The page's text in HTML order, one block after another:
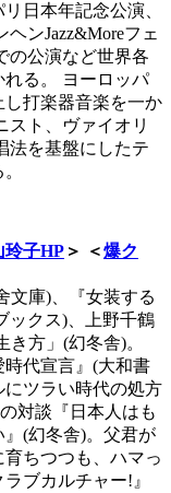
日本年記念公演、
ンJazz&Moreフェ
の公演など世界各
る。 ヨーロッパ
打楽器音楽を一か
スト、ヴァイオリ
法を基盤にしたテ
玲子HP ＞ ＜爆ク
文庫) 、『女装する
ックス) 、上野千鶴
き方」 (幻冬舎)。
代宣言』 (大和書
ツラい時代の処方
対談『日本人はも
(幻冬舎)。父君が
ちつつも、ハマっ
ブカルチャー! 』